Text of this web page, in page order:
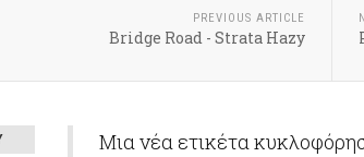
PREVIOUS ARTICLE
Bridge Road - Strata Hazy
Μια νέα ετικέτα